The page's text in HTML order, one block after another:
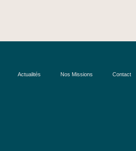
Actualités Nos Missions Contact